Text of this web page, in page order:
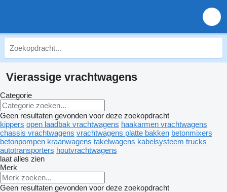
Vierassige vrachtwagens
Categorie
Geen resultaten gevonden voor deze zoekopdracht
kippers open laadbak vrachtwagens haakarmen vrachtwagens
chassis vrachtwagens vrachtwagens platte bakken betonmixers
betonpompen kraanwagens takelwagens kabelsysteem trucks
autotransporters houtvrachtwagens
laat alles zien
Merk
Geen resultaten gevonden voor deze zoekopdracht